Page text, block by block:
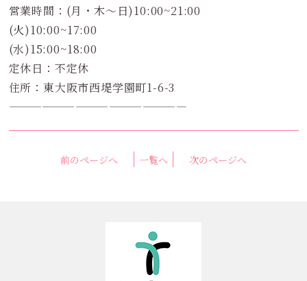
営業時間：(月・木～日)10:00~21:00
(火)10:00~17:00
(水)15:00~18:00
定休日：不定休
住所：東大阪市西堤学園町1-6-3
————————————————
前のページへ 一覧へ 次のページへ